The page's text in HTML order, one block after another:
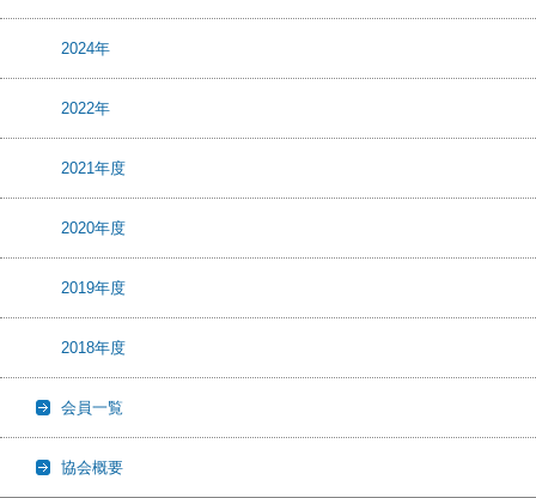
2024年
2022年
2021年度
2020年度
2019年度
2018年度
会員一覧
協会概要